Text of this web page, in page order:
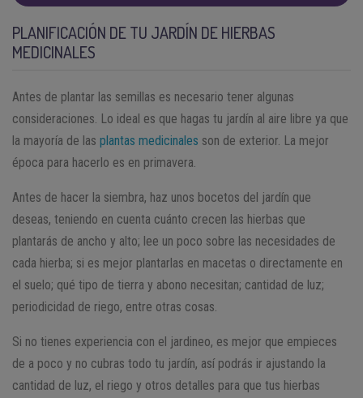
PLANIFICACIÓN DE TU JARDÍN DE HIERBAS
MEDICINALES
Antes de plantar las semillas es necesario tener algunas
consideraciones. Lo ideal es que hagas tu jardín al aire libre ya que
la mayoría de las plantas medicinales son de exterior. La mejor
época para hacerlo es en primavera.
Antes de hacer la siembra, haz unos bocetos del jardín que
deseas, teniendo en cuenta cuánto crecen las hierbas que
plantarás de ancho y alto; lee un poco sobre las necesidades de
cada hierba; si es mejor plantarlas en macetas o directamente en
el suelo; qué tipo de tierra y abono necesitan; cantidad de luz;
periodicidad de riego, entre otras cosas.
Si no tienes experiencia con el jardineo, es mejor que empieces
de a poco y no cubras todo tu jardín, así podrás ir ajustando la
cantidad de luz, el riego y otros detalles para que tus hierbas